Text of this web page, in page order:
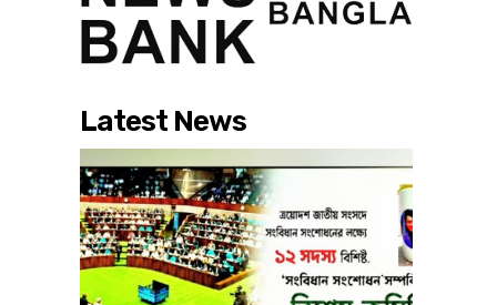
Latest News